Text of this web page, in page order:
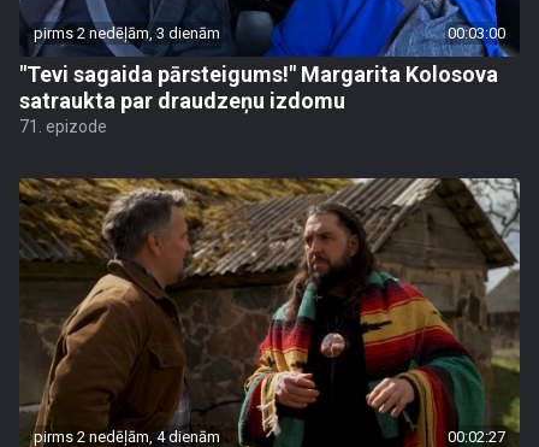
pirms 2 nedēļām, 3 dienām 00:03:00
"Tevi sagaida pārsteigums!" Margarita Kolosova
satraukta par draudzeņu izdomu
71. epizode
pirms 2 nedēļām, 4 dienām 00:02:27